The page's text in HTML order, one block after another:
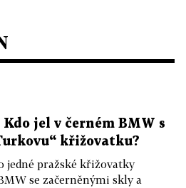
Kdo jel v černém BMW s
křižovatku?
jedné pražské křižovatky
se začerněnými skly a